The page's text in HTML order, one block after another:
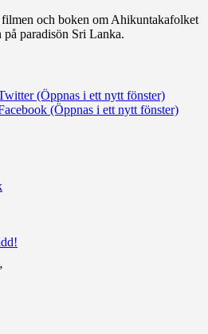
och boken om Ahikuntakafolket
paradisön Sri Lanka.
(Öppnas i ett nytt fönster)
(Öppnas i ett nytt fönster)